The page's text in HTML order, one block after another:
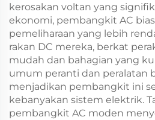
kerosakan voltan yang
ekonomi, pembangkit AC
pemeliharaan yang lebih
rakan DC mereka, berkat
mudah dan bahagian yang
umum peranti dan peralatan
menjadikan pembangkit ini
kebanyakan sistem elektrik.
pembangkit AC moden